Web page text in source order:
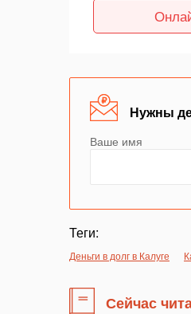
Нужны
Ваше имя
Теги:
Деньги в долг в Калуге
Сейчас